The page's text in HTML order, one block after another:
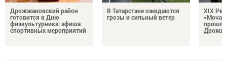
Дрожжановский район
готовится к Дню
физкультурника: афиша
спортивных мероприятий
В Татарстане ожидаются
грозы и сильный ветер
XIX